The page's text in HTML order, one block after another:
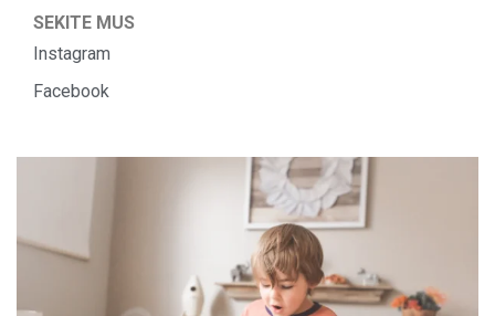
SEKITE MUS
Instagram
Facebook